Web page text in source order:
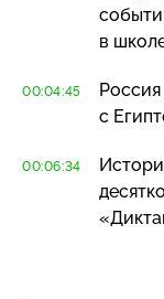
в
00:04:45
с
00:06:34